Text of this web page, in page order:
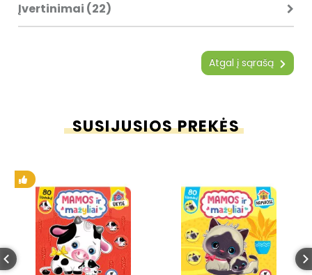
Įvertinimai (22)
Atgal į sąrašą
SUSIJUSIOS PREKĖS